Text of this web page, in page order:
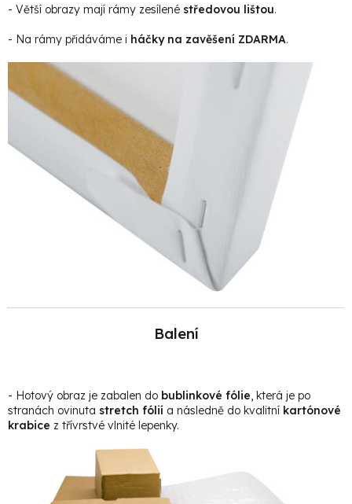
- Větší obrazy mají rámy zesílené středovou lištou.
- Na rámy přidáváme i háčky na zavěšení ZDARMA.
Balení
- Hotový obraz je zabalen do bublinkové fólie, která je po
stranách ovinuta stretch fólií a následně do kvalitní kartónové
krabice z třívrstvé vlnité lepenky.